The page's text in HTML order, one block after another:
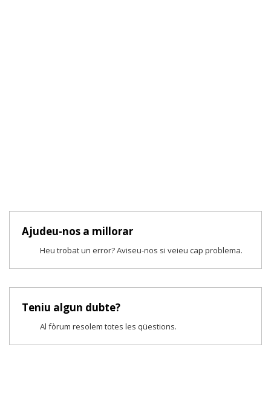
Ajudeu-nos a millorar
Heu trobat un error? Aviseu-nos si veieu cap problema.
Teniu algun dubte?
Al fòrum resolem totes les qüestions.